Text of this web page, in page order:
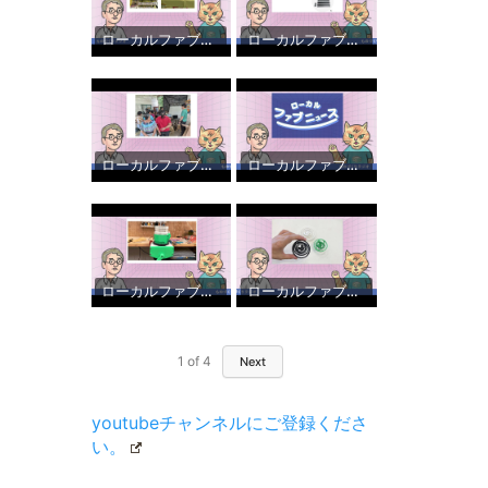
ローカルファブニュース vol.6 ユーザー交流会について ローカルファブニュース vol.5 レーザー加工機の集塵機の匂い問題と新しい3Dスキャナが欲しい
ローカルファブニュース vol.4 11月のワークショップのまとめとOgaki Mini Maker Faire 2024 について ローカルファブニュースvol.03 工場見学と気になる話題
ローカルファブニュース vol . 2 Maker Faire Tokyo 2024で気になったものなど ローカルファブニュース ものづくりラジオvol.1
1 of 4 Next
youtubeチャンネルにご登録くださ
い。